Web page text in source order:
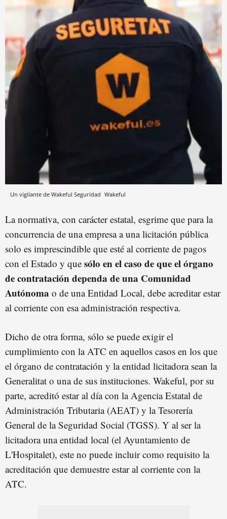
Un vigilante de Wakeful Seguridad Wakeful
La normativa, con carácter estatal, esgrime que para la
concurrencia de una empresa a una licitación pública
solo es imprescindible que esté al corriente de pagos
con el Estado y que sólo en el caso de que el órgano
de contratación dependa de una Comunidad
Autónoma o de una Entidad Local, debe acreditar estar
al corriente con esa administración respectiva.
Dicho de otra forma, sólo se puede exigir el
cumplimiento con la ATC en aquellos casos en los que
el órgano de contratación y la entidad licitadora sean la
Generalitat o una de sus instituciones. Wakeful, por su
parte, acreditó estar al día con la Agencia Estatal de
Administración Tributaria (AEAT) y la Tesorería
General de la Seguridad Social (TGSS). Y al ser la
licitadora una entidad local (el Ayuntamiento de
L'Hospitalet), este no puede incluir como requisito la
acreditación que demuestre estar al corriente con la
ATC.